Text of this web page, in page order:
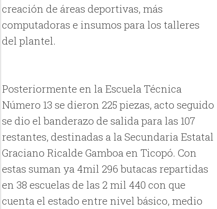
creación de áreas deportivas, más
computadoras e insumos para los talleres
del plantel.
Posteriormente en la Escuela Técnica
Número 13 se dieron 225 piezas, acto seguido
se dio el banderazo de salida para las 107
restantes, destinadas a la Secundaria Estatal
Graciano Ricalde Gamboa en Ticopó. Con
estas suman ya 4mil 296 butacas repartidas
en 38 escuelas de las 2 mil 440 con que
cuenta el estado entre nivel básico, medio